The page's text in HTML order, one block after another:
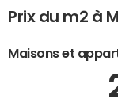
Prix du m2 à
Maisons et